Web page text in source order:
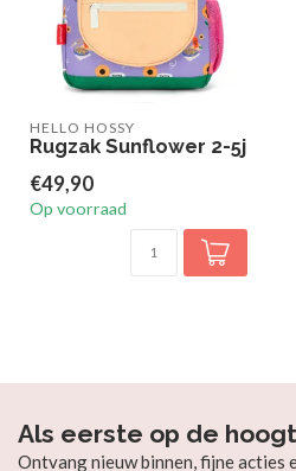
HELLO HOSSY
Rugzak Sunflower 2-5j
€49,90
Op voorraad
Als eerste op de
Ontvang nieuw binnen, fijne